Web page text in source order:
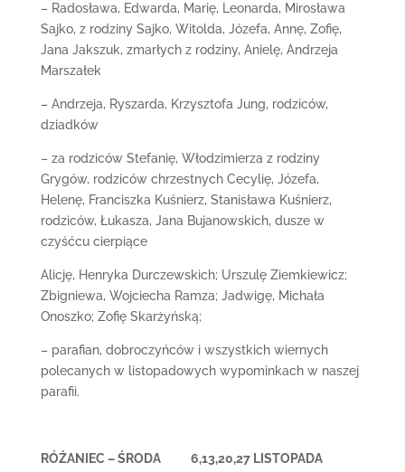
– Radosława, Edwarda, Marię, Leonarda, Mirosława
Sajko, z rodziny Sajko, Witolda, Józefa, Annę, Zofię,
Jana Jakszuk, zmarłych z rodziny, Anielę, Andrzeja
Marszałek
– Andrzeja, Ryszarda, Krzysztofa Jung, rodziców,
dziadków
– za rodziców Stefanię, Włodzimierza z rodziny
Grygów, rodziców chrzestnych Cecylię, Józefa,
Helenę, Franciszka Kuśnierz, Stanisława Kuśnierz,
rodziców, Łukasza, Jana Bujanowskich, dusze w
czyśćcu cierpiące
Alicję, Henryka Durczewskich; Urszulę Ziemkiewicz;
Zbigniewa, Wojciecha Ramza; Jadwigę, Michała
Onoszko; Zofię Skarżyńską;
– parafian, dobroczyńców i wszystkich wiernych
polecanych w listopadowych wypominkach w naszej
parafii.
RÓŻANIEC – ŚRODA 6,13,20,27 LISTOPADA